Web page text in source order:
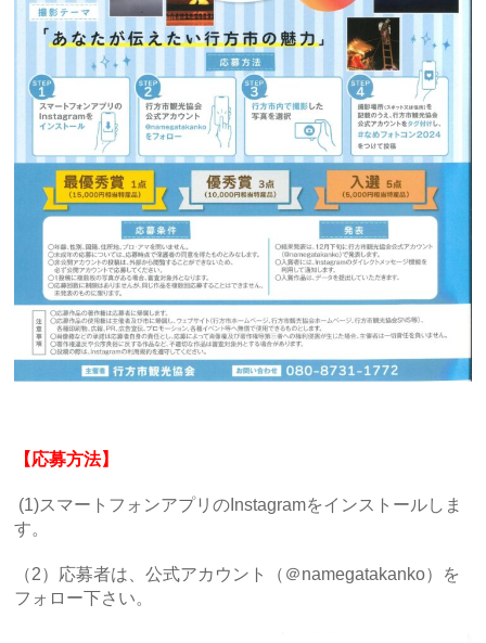
【応募方法】
(1)スマートフォンアプリのInstagramをインストールしま
す。
（2）応募者は、公式アカウント（＠namegatakanko）を
フォロー下さい。